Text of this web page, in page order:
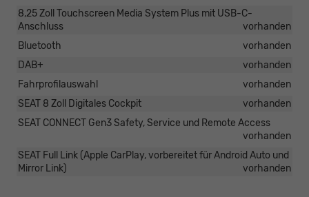
8,25 Zoll Touchscreen Media System Plus mit USB-C-
Anschluss
vorhanden
Bluetooth
vorhanden
DAB+
vorhanden
Fahrprofilauswahl
vorhanden
SEAT 8 Zoll Digitales Cockpit
vorhanden
SEAT CONNECT Gen3 Safety, Service und Remote Access
vorhanden
SEAT Full Link (Apple CarPlay, vorbereitet für Android Auto und
Mirror Link)
vorhanden